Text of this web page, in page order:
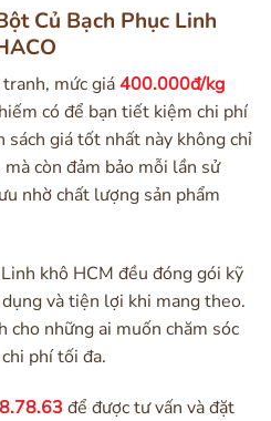
Củ Bạch Phục Linh
mức giá400.000đ/kg
có để bạn tiết kiệm chi phí
sách giá tốt nhất này không chỉ
còn đảm bảo mỗi lần sử
nhờ chất lượng sản phẩm
khô HCM đều đóng gói kỹ
và tiện lợi khi mang theo.
những ai muốn chăm sóc
phí tối đa.
để được tư vấn và đặt